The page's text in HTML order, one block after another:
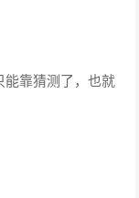
靠猜测了，也就